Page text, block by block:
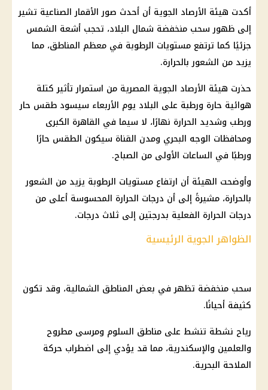
أكدت هيئة الأرصاد الجوية أن أحدث صور الأقمار الصناعية تشير
إلى ظهور سحب منخفضة شمال البلاد، تحجب أشعة الشمس
جزئيًا كما ترتفع مستويات الرطوبة في معظم المناطق، مما
يزيد من الشعور بالحرارة.
حذرت هيئة الأرصاد الجوية المصرية من استمرار تأثير كتلة
هوائية حارة ورطبة على البلاد يوم الأربعاء سيسود طقس حار
ورطب وشديد الحرارة نهارًا، لا سيما في القاهرة الكبرى
ومحافظات الوجه البحري ومدن القناة سيكون الطقس حارًا
ورطبًا في الساعات الأولى من الصباح.
وأوضحت الهيئة أن ارتفاع مستويات الرطوبة يزيد من الشعور
بالحرارة، مشيرةً إلى أن درجات الحرارة المحسوسة أعلى من
درجات الحرارة الفعلية بدرجتين إلى ثلاث درجات.
الظواهر الجوية الرئيسية
سحب منخفضة تظهر في بعض المناطق الشمالية، وقد تكون
كثيفة أحيانًا.
رياح نشطة تنشط على مناطق السلوم ومرسى مطروح
والعلمين والإسكندرية، مما قد يؤدي إلى اضطراب حركة
الملاحة البحرية.